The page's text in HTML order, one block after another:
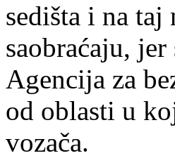
sedišta i na taj
saobraćaju,
Agencija za
od oblasti u
vozača.